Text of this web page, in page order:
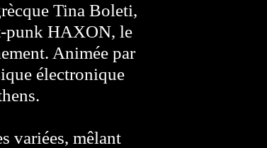
Tina Boleti,
punk HAXON, le
Animée par
électronique
variées, mêlant